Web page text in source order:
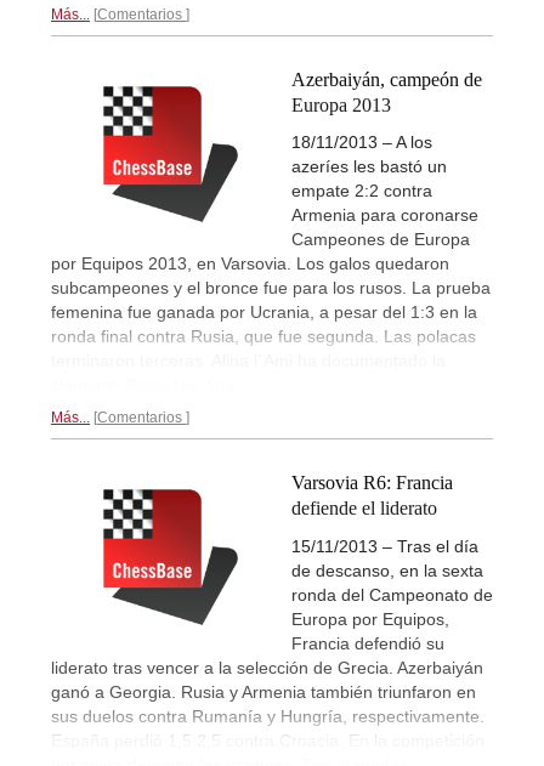
Más... Comentarios
Azerbaiyán, campeón de
Europa 2013
18/11/2013 – A los
azeríes les bastó un
empate 2:2 contra
Armenia para coronarse
Campeones de Europa
por Equipos 2013, en Varsovia. Los galos quedaron
subcampeones y el bronce fue para los rusos. La prueba
femenina fue ganada por Ucrania, a pesar del 1:3 en la
ronda final contra Rusia, que fue segunda. Las polacas
Más... Comentarios
Varsovia R6: Francia
defiende el liderato
15/11/2013 – Tras el día
de descanso, en la sexta
ronda del Campeonato de
Europa por Equipos,
Francia defendió su
liderato tras vencer a la selección de Grecia. Azerbaiyán
ganó a Georgia. Rusia y Armenia también triunfaron en
sus duelos contra Rumanía y Hungría, respectivamente.
España perdió 1,5:2,5 contra Croacia. En la competición